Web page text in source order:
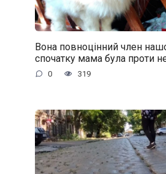
Вона повноцінний член
спочатку мама була проти
0 319